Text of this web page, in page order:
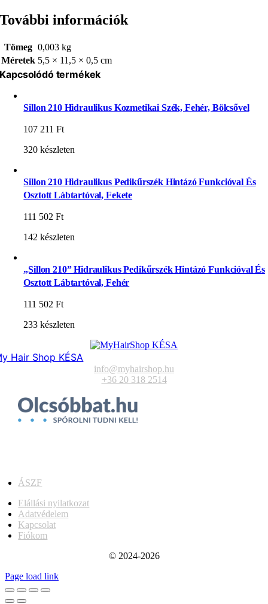
További információk
Tömeg 0,003 kg
Méretek 5,5 × 11,5 × 0,5 cm
Kapcsolódó termékek
Sillon 210 Hidraulikus Kozmetikai Szék, Fehér, Bölcsővel
107 211Ft
320 készleten
Sillon 210 Hidraulikus Pedikűrszék Hintázó Funkcióval És
Osztott Lábtartóval, Fekete
111 502Ft
142 készleten
„Sillon 210” Hidraulikus Pedikűrszék Hintázó Funkcióval És
Osztott Lábtartóval, Fehér
111 502Ft
233 készleten
Hair Shop KÉSA
info@myhairshop.hu
+36 20 318 2514
ÁSZF
Elállási nyilatkozat
Adatvédelem
Kapcsolat
Fiókom
© 2024-2026
Page load link